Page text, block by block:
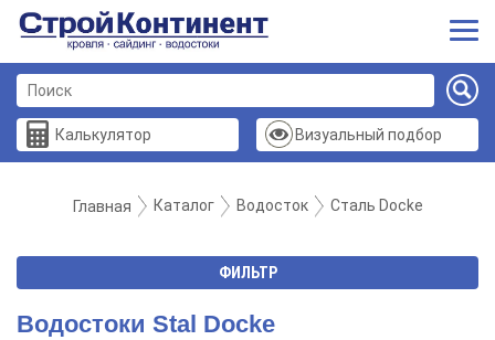
Калькулятор Визуальный подбор
Главная Каталог Водосток Сталь Docke
ФИЛЬТР
Водостоки Stal Docke